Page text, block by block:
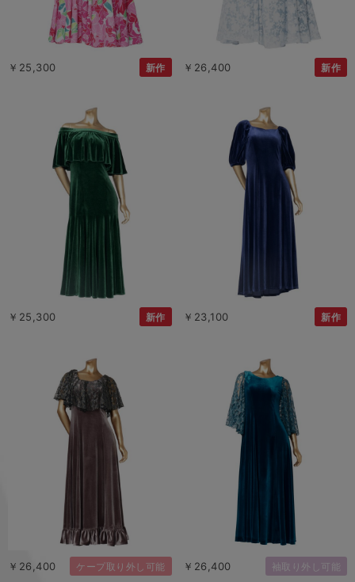
￥25,300 新作 ￥26,400 新作
￥25,300 新作 ￥23,100 新作
￥26,400 ケープ取り外し可能 ￥26,400 袖取り外し可能